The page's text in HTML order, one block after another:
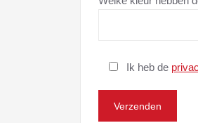
Ik heb de